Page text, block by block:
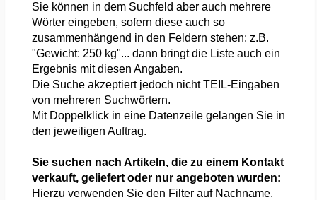
Sie können in dem Suchfeld aber auch mehrere
Wörter eingeben, sofern diese auch so
zusammenhängend in den Feldern stehen: z.B.
"Gewicht: 250 kg"... dann bringt die Liste auch ein
Ergebnis mit diesen Angaben.
Die Suche akzeptiert jedoch nicht TEIL-Eingaben
von mehreren Suchwörtern.
Mit Doppelklick in eine Datenzeile gelangen Sie in
den jeweiligen Auftrag.
Sie suchen nach Artikeln, die zu einem Kontakt
verkauft, geliefert oder nur angeboten wurden:
Hierzu verwenden Sie den Filter auf Nachname.